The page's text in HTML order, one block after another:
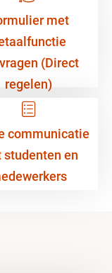
met
(Direct
regelen)
communicatie
studenten en